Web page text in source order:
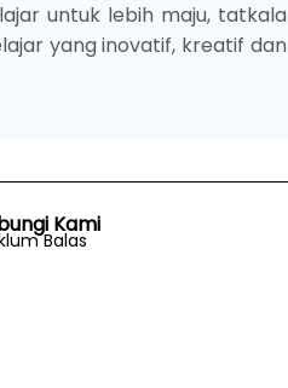
untuk lebih maju, tatkala
yang inovatif, kreatif dan
Kami
Balas